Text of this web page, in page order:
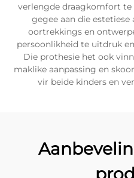
verlengde draagkomfort te
gegee aan die estetiese
oortrekkings en
persoonlikheid te uitdruk
Die prothesie het ook
maklike aanpassing en
vir beide kinders en